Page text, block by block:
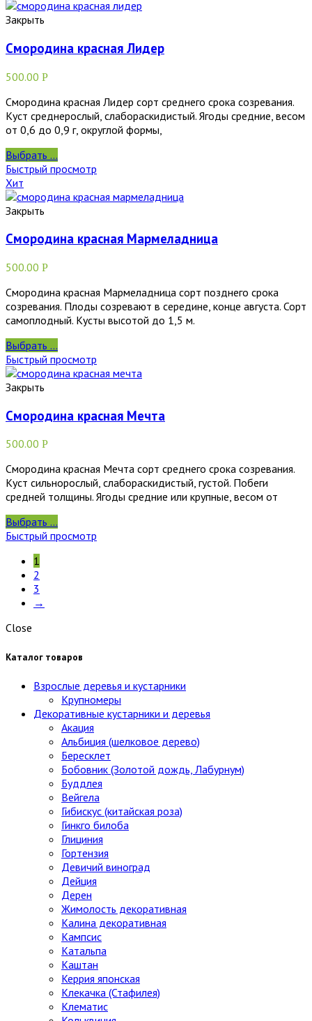
Закрыть
Смородина красная Лидер
500.00 Р
Смородина красная Лидер сорт среднего срока созревания.
Куст среднерослый, слабораскидистый. Ягоды средние, весом
от 0,6 до 0,9 г, округлой формы,
Выбрать ...
Быстрый просмотр
Хит
Закрыть
Смородина красная Мармеладница
500.00 Р
Смородина красная Мармеладница сорт позднего срока
созревания. Плоды созревают в середине, конце августа. Сорт
самоплодный. Кусты высотой до 1,5 м.
Выбрать ...
Быстрый просмотр
Закрыть
Смородина красная Мечта
500.00 Р
Смородина красная Мечта сорт среднего срока созревания.
Куст сильнорослый, слабораскидистый, густой. Побеги
средней толщины. Ягоды средние или крупные, весом от
Выбрать ...
Быстрый просмотр
1
2
3
→
Close
Каталог товаров
Взрослые деревья и кустарники
Крупномеры
Декоративные кустарники и деревья
Акация
Альбиция (шелковое дерево)
Бересклет
Бобовник (Золотой дождь, Лабурнум)
Буддлея
Вейгела
Гибискус (китайская роза)
Гинкго билоба
Глициния
Гортензия
Девичий виноград
Дейция
Дерен
Жимолость декоративная
Калина декоративная
Кампсис
Катальпа
Каштан
Керрия японская
Клекачка (Стафилея)
Клематис